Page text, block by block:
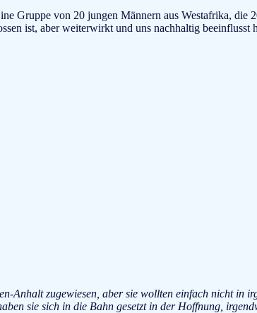
Gruppe von 20 jungen Männern aus Westafrika, die
ist, aber weiterwirkt und uns nachhaltig beeinflusst
Anhalt zugewiesen, aber sie wollten einfach nicht in
sie sich in die Bahn gesetzt in der Hoffnung,